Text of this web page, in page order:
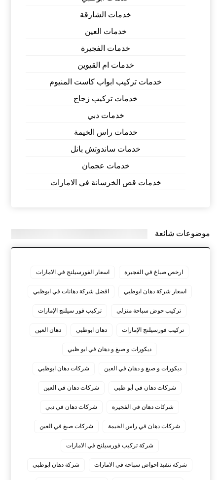
خدمات الشارقة
خدمات العين
خدمات الفجيرة
خدمات ام القيوين
خدمات تركيب ابواب كاست المنيوم
خدمات تركيب زجاج
خدمات دبي
خدمات راس الخيمة
خدمات ساندوتش بانل
خدمات عجمان
خدمات قص الخرسانة في الامارات
موضوعات شائعة
ارخص صباغ في الفجيرة اسعار الفورسيلنج في الامارات
اسعار شركة دهان ابوظبي افضل شركة دهانات في ابوظبي
تركيب حوض سباحة منزلي تركيب فور سيلنج الإمارات
تركيب فورسيلنج الإمارات دهان ابوظبي دهان العين
ديكورات و صبغ و دهان في ابو ظبي
ديكورات و صبغ و دهان في العين شركات دهان ابوظبي
شركات دهان في أبو ظبي شركات دهان في العين
شركات دهان في الفجيرة شركات دهان في دبي
شركات دهان في راس الخيمة شركات صبغ في العين
شركة تركيب فورسيلنج في الامارات
شركة تنفيذ احواض سباحة في الامارات شركة دهان ابوظبي